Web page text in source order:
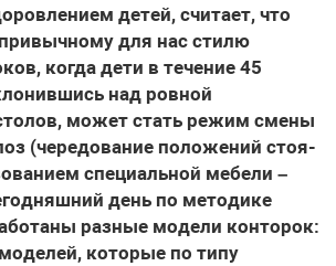
детей, считает, что
для нас стилю
когда дети в течение 45
над ровной
может стать режим смены
(чередование положений стоя-
специальной мебели –
день по методике
разные модели конторок:
которые по типу